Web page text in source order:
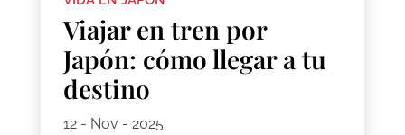
Viajar en tren por
Japón: cómo llegar a tu
destino
12 - Nov - 2025